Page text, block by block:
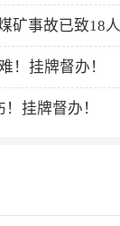
矿事故已致18
！挂牌督办！
挂牌督办！